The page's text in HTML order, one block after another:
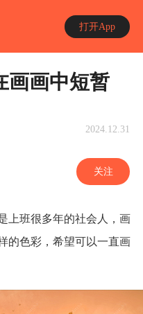
打开App
画画中短暂
2024.12.31
关注
上班很多年的社会人，画
的色彩，希望可以一直画